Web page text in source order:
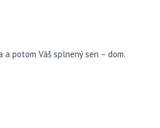
potom Váš splnený sen – dom.